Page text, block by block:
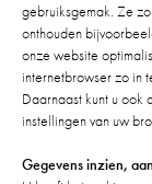
gebruiksgemak. Ze
onthouden
onze website
internetbrowser zo in
Daarnaast kunt u
instellingen van uw
Gegevens inzien,